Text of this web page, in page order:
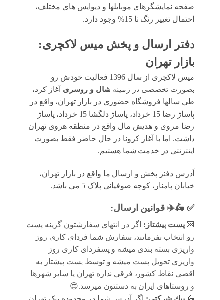
صفحه نمایشگرهای موبایلها و دیوایس های مختلف،
احتمال تغییر رنگ تا 15% وجود دارد.
دفتر ارسال و پخش میس لاکچری:
بازار تهران
میس لاکچری از سال 1396 فعالیت خودش رو
بصورت تخصصی در زمینه شال و روسری آغاز کرد،
طی سالها فروشگاه حضوری در بازار تهران، واقع در
پاساژ رضا 15 خرداد، پاساژ دلگشا 15 خرداد، پاساژ
رضا مروی و هدیش مال واقع در منطقه هروی تهران
داشت. اما با آغاز کرونا در حال حاضر فقط بصورت
اینترنتی در خدمت شما هستیم.
آدرس دفتر پخش و ارسال ما واقع در بازار تهران،
خیابان پامنار، کوچه صوفیانی پلاک 5 می باشد.
✅ 🛵✈️ قوانين ارسال:
💌 پست پیشتاز: اگر در انتهای سفارشتون گزینه پست
رو انتخاب بفرمایید، سفارش شما فردای کاری روز
واریزی بسته بندی میشه و پسفردای کاری روز
واریزی تحویل پست میشه و توسط پست پیشتاز به
اقصی نقاط کشور، فرقی نداره تهران یا سایر شهرها
و روستاهای ایران به دستتون میرسد.😍